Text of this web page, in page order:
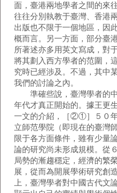
面，臺港兩地學者之間的來
往往分別執教于臺灣、香港
出版也不限于一個地區，因
概而言。另一方面，部分臺
所著述亦多用英文寫成，對
將其劃入西方學者的范圍，
究時已經涉及。不過，其中
我們的討論之內。
準確些說，臺灣學者的中
年代才真正開始的。據王更
一文的介紹，［②①］５０
立師范學院（即現在的臺灣
限于各方面條件，雖有少量
論的研究尚未形成規模。從
局勢的漸趨穩定，經濟的繁
展，從而為開展學術研究創
上，臺灣學者對中國古代文